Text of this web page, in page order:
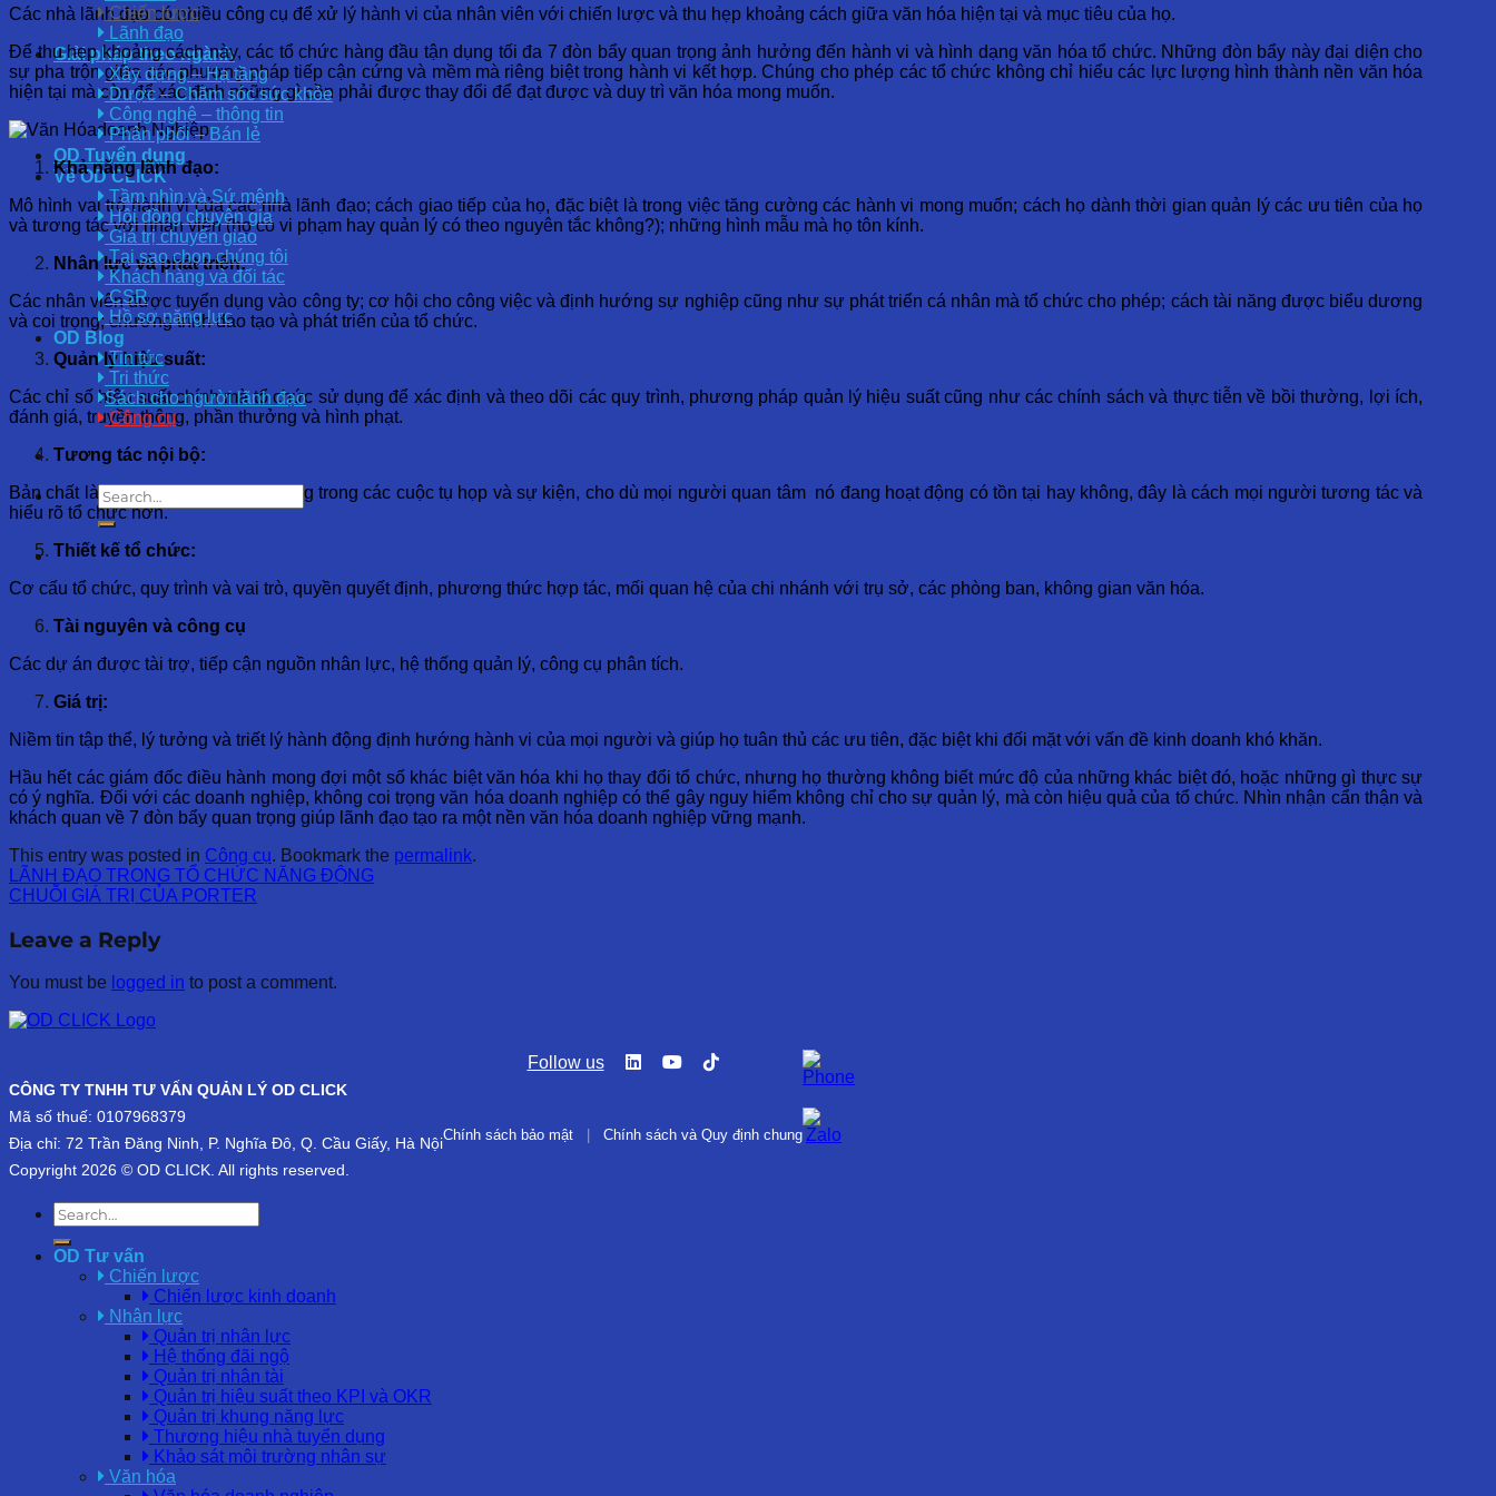
Chiến lược
Lãnh đạo
Giải pháp theo ngành
Xây dựng – Hạ tầng
Dược – Chăm sóc sức khỏe
Công nghệ – thông tin
Phân phối – Bán lẻ
OD Tuyển dụng
Về OD CLICK
Tầm nhìn và Sứ mệnh
Hội đồng chuyên gia
Giá trị chuyển giao
Tại sao chọn chúng tôi
Khách hàng và đối tác
CSR
Hồ sơ năng lực
OD Blog
Tin tức
Tri thức
Sách cho người lãnh đạo
Công cụ
Các nhà lãnh đạo có nhiều công cụ để xử lý hành vi của nhân viên với chiến lược và thu hẹp khoảng cách giữa văn hóa hiện tại và mục tiêu của họ.
Để thu hẹp khoảng cách này, các tổ chức hàng đầu tận dụng tối đa 7 đòn bẩy quan trọng ảnh hưởng đến hành vi và hình dạng văn hóa tổ chức. Những đòn bẩy này đại diện cho
sự pha trộn giữa các phương pháp tiếp cận cứng và mềm mà riêng biệt trong hành vi kết hợp. Chúng cho phép các tổ chức không chỉ hiểu các lực lượng hình thành nền văn hóa
hiện tại mà còn để xác định những gì cần phải được thay đổi để đạt được và duy trì văn hóa mong muốn.
Khả năng lãnh đạo:
Mô hình vai trò hành vi của các nhà lãnh đạo; cách giao tiếp của họ, đặc biệt là trong việc tăng cường các hành vi mong muốn; cách họ dành thời gian quản lý các ưu tiên của họ
và tương tác với nhân viên (họ có vi phạm hay quản lý có theo nguyên tắc không?); những hình mẫu mà họ tôn kính.
Nhân lực và phát triển:
Các nhân viên được tuyển dụng vào công ty; cơ hội cho công việc và định hướng sự nghiệp cũng như sự phát triển cá nhân mà tổ chức cho phép; cách tài năng được biểu dương
và coi trọng; chương trình đào tạo và phát triển của tổ chức.
Quản lý hiệu suất:
Các chỉ số hiệu suất chính mà tổ chức sử dụng để xác định và theo dõi các quy trình, phương pháp quản lý hiệu suất cũng như các chính sách và thực tiễn về bồi thường, lợi ích,
đánh giá, truyền thông, phần thưởng và hình phạt.
Tương tác nội bộ:
Bản chất là các tương tác ngang hàng trong các cuộc tụ họp và sự kiện, cho dù mọi người quan tâm nó đang hoạt động có tồn tại hay không, đây là cách mọi người tương tác và
hiểu rõ tổ chức hơn.
Thiết kế tổ chức:
Cơ cấu tổ chức, quy trình và vai trò, quyền quyết định, phương thức hợp tác, mối quan hệ của chi nhánh với trụ sở, các phòng ban, không gian văn hóa.
Tài nguyên và công cụ
Các dự án được tài trợ, tiếp cận nguồn nhân lực, hệ thống quản lý, công cụ phân tích.
Giá trị:
Niềm tin tập thể, lý tưởng và triết lý hành động định hướng hành vi của mọi người và giúp họ tuân thủ các ưu tiên, đặc biệt khi đối mặt với vấn đề kinh doanh khó khăn.
Hầu hết các giám đốc điều hành mong đợi một số khác biệt văn hóa khi họ thay đổi tổ chức, nhưng họ thường không biết mức độ của những khác biệt đó, hoặc những gì thực sự
có ý nghĩa. Đối với các doanh nghiệp, không coi trọng văn hóa doanh nghiệp có thể gây nguy hiểm không chỉ cho sự quản lý, mà còn hiệu quả của tổ chức. Nhìn nhận cẩn thận và
khách quan về 7 đòn bẩy quan trọng giúp lãnh đạo tạo ra một nền văn hóa doanh nghiệp vững mạnh.
This entry was posted in Công cụ. Bookmark the permalink.
LÃNH ĐẠO TRONG TỔ CHỨC NĂNG ĐỘNG
CHUỖI GIÁ TRỊ CỦA PORTER
Leave a Reply
You must be logged in to post a comment.
CÔNG TY TNHH TƯ VẤN QUẢN LÝ OD CLICK
Mã số thuế: 0107968379
Địa chỉ: 72 Trần Đăng Ninh, P. Nghĩa Đô, Q. Cầu Giấy, Hà Nội
Copyright 2026 © OD CLICK. All rights reserved.
Follow us
Chính sách bảo mật Chính sách và Quy định chung
OD Tư vấn
Chiến lược
Chiến lược kinh doanh
Nhân lực
Quản trị nhân lực
Hệ thống đãi ngộ
Quản trị nhân tài
Quản trị hiệu suất theo KPI và OKR
Quản trị khung năng lực
Thương hiệu nhà tuyển dụng
Khảo sát môi trường nhân sự
Văn hóa